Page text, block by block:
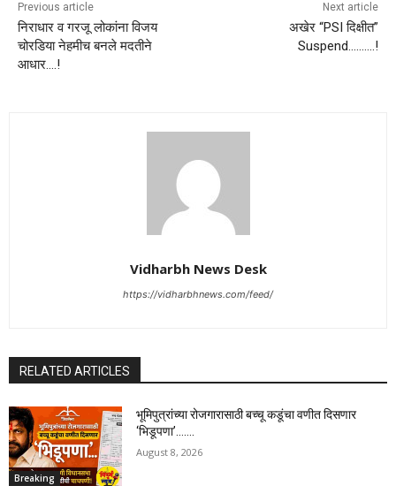
Previous article
निराधार व गरजू लोकांना विजय
चोरडिया नेहमीच बनले मदतीने
आधार….!
Next article
अखेर “PSI दिक्षीत”
Suspend……….!
Vidharbh News Desk
https://vidharbhnews.com/feed/
RELATED ARTICLES
Breaking
भूमिपुत्रांच्या रोजगारासाठी बच्चू कडूंचा वणीत दिसणार
‘भिडूपणा’…….
August 8, 2026